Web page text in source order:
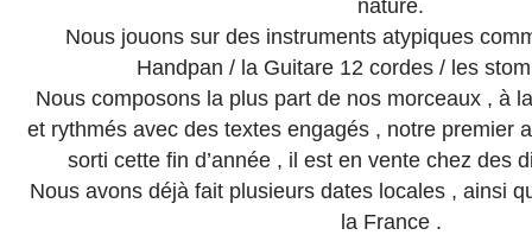
nature.
Nous jouons sur des instruments atypiques
Handpan / la Guitare 12 cordes / les
Nous composons la plus part de nos morceaux , à
et rythmés avec des textes engagés , notre premier
sorti cette fin d’année , il est en vente chez des
Nous avons déjà fait plusieurs dates locales , ainsi
la France .